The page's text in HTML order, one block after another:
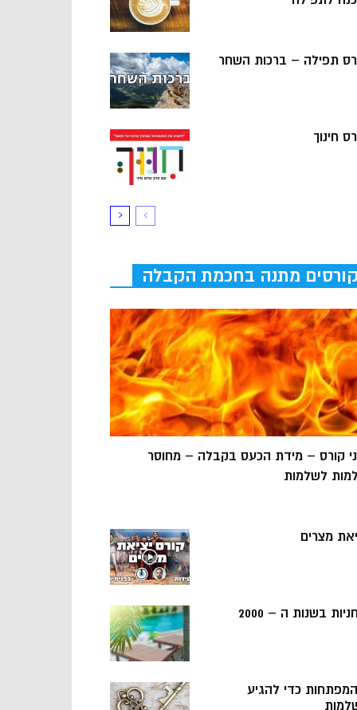
תפילה – ברכות השחר
חינוך
קורסים מתנה בחכמת הקבלה
קורס – מידת הכעס בקבלה – מחוסר
לשלמות
מצרים
בשנות ה – 2000
5 המפתחות כדי להגיע